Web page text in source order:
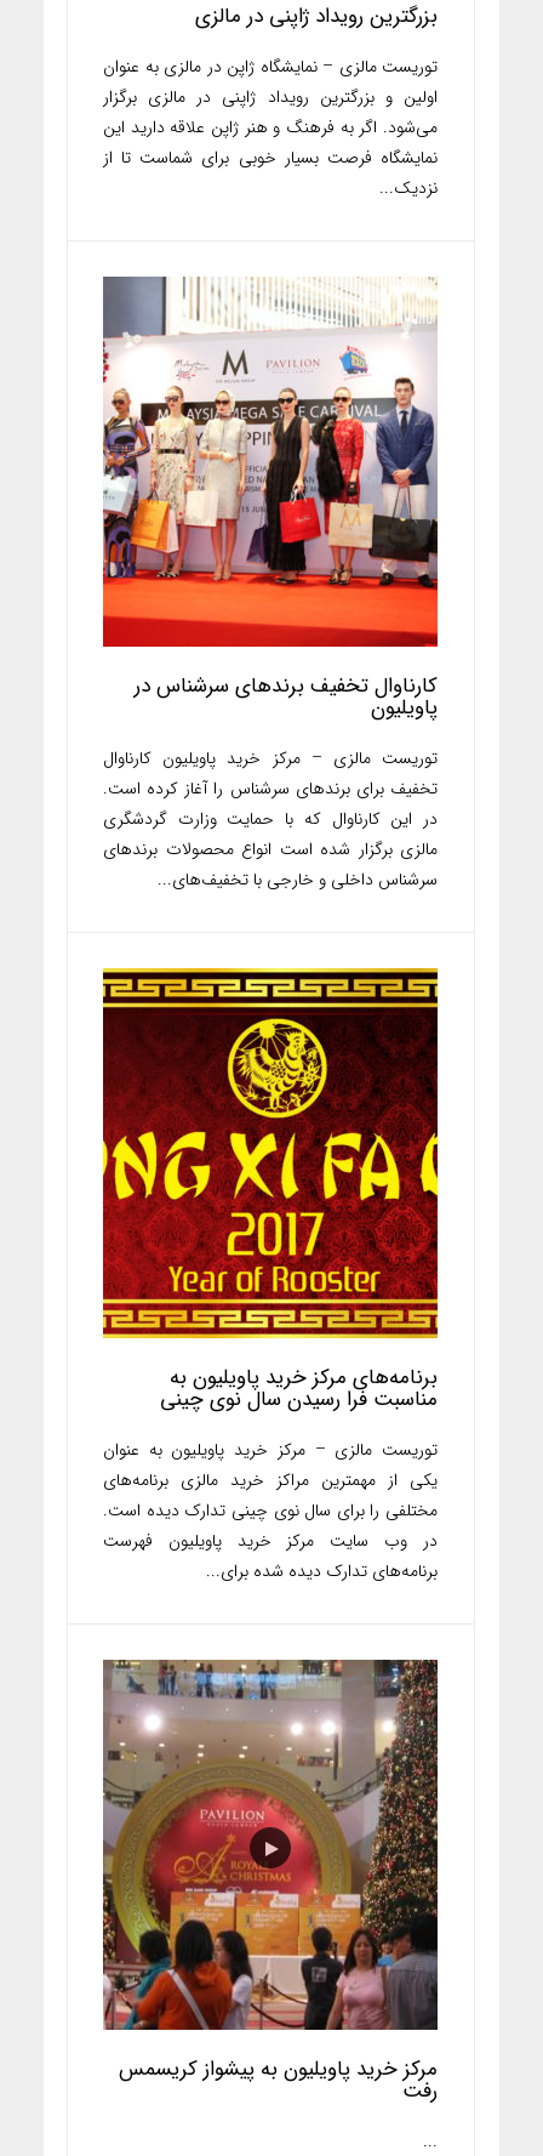
بزرگترین رویداد ژاپنی در مالزی
توریست مالزی – نمایشگاه ژاپن در مالزی به عنوان
اولین و بزرگترین رویداد ژاپنی در مالزی برگزار
می‌شود. اگر به فرهنگ و هنر ژاپن علاقه دارید این
نمایشگاه فرصت بسیار خوبی برای شماست تا از
نزدیک...
کارناوال تخفیف برندهای سرشناس در
پاویلیون
توریست مالزی – مرکز خرید پاویلیون کارناوال
تخفیف برای برندهای سرشناس را آغاز کرده است.
در این کارناوال که با حمایت وزارت گردشگری
مالزی برگزار شده است انواع محصولات برندهای
سرشناس داخلی و خارجی با تخفیف‌های...
برنامه‌های مرکز خرید پاویلیون به
مناسبت فرا رسیدن سال نوی چینی
توریست مالزی – مرکز خرید پاویلیون به عنوان
یکی از مهمترین مراکز خرید مالزی برنامه‌های
مختلفی را برای سال نوی چینی تدارک دیده است.
در وب سایت مرکز خرید پاویلیون فهرست
برنامه‌های تدارک دیده شده برای...
مرکز خرید پاویلیون به پیشواز کریسمس
رفت
...